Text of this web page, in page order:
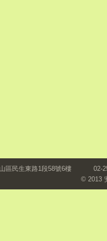
區民生東路1段58號6樓
02-
© 2013